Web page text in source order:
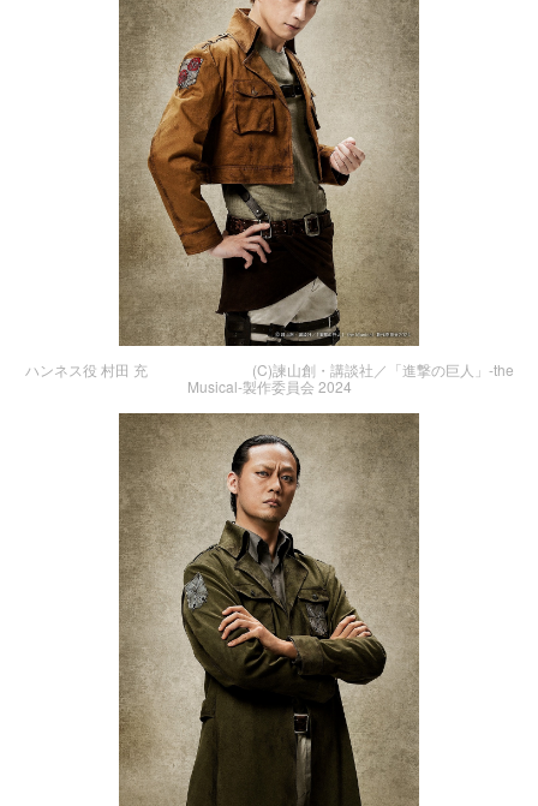
ハンネス役 村田 充 (C)諫山創・講談社／「進撃の巨人」-the
Musical-製作委員会 2024